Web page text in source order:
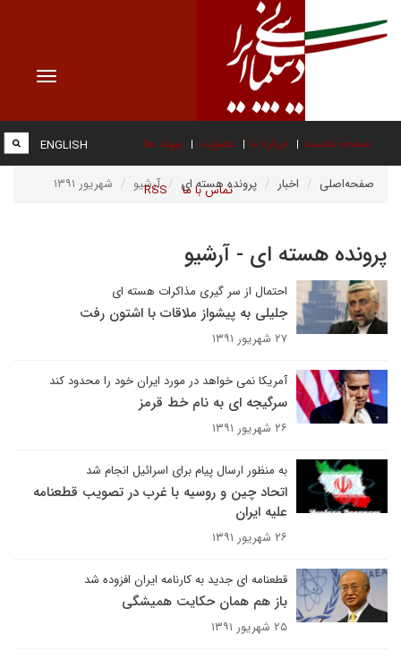
Toggle
صفحه نخست درباره ما عضویت پیوند ها
تماس با ما RSS
ENGLISH
صفحه‌اصلی اخبار پرونده هسته ای آرشیو شهریور ۱۳۹۱
پرونده هسته ای - آرشیو
احتمال از سر گیری مذاکرات هسته ای
جلیلی به پیشواز ملاقات با اشتون رفت
۲۷ شهریور ۱۳۹۱
آمریکا نمی خواهد در مورد ایران خود را محدود کند
سرگیجه ای به نام خط قرمز
۲۶ شهریور ۱۳۹۱
به منظور ارسال پیام برای اسرائیل انجام شد
اتحاد چین و روسیه با غرب در تصویب قطعنامه
علیه ایران
۲۶ شهریور ۱۳۹۱
قطعنامه ای جدید به کارنامه ایران افزوده شد
باز هم همان حکایت همیشگی
۲۵ شهریور ۱۳۹۱